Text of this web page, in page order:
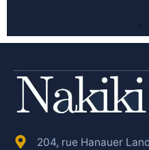
204, rue Hanauer